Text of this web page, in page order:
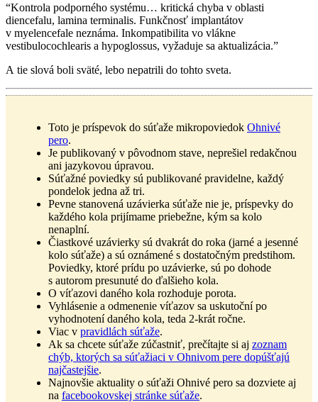
“Kontrola podporného systému… kritická chyba v oblasti
diencefalu, lamina terminalis. Funkčnosť implantátov
v myelencefale neznáma. Inkompatibilita vo vlákne
vestibulocochlearis a hypoglossus, vyžaduje sa aktualizácia.”
A tie slová boli sväté, lebo nepatrili do tohto sveta.
Toto je príspevok do súťaže mikropoviedok Ohnivé
pero.
Je publikovaný v pôvodnom stave, neprešiel redakčnou
ani jazykovou úpravou.
Súťažné poviedky sú publikované pravidelne, každý
pondelok jedna až tri.
Pevne stanovená uzávierka súťaže nie je, príspevky do
každého kola prijímame priebežne, kým sa kolo
nenaplní.
Čiastkové uzávierky sú dvakrát do roka (jarné a jesenné
kolo súťaže) a sú oznámené s dostatočným predstihom.
Poviedky, ktoré prídu po uzávierke, sú po dohode
s autorom presunuté do ďalšieho kola.
O víťazovi daného kola rozhoduje porota.
Vyhlásenie a odmenenie víťazov sa uskutoční po
vyhodnotení daného kola, teda 2-krát ročne.
Viac v pravidlách súťaže.
Ak sa chcete súťaže zúčastniť, prečítajte si aj zoznam
chýb, ktorých sa súťažiaci v Ohnivom pere dopúšťajú
najčastejšie.
Najnovšie aktuality o súťaži Ohnivé pero sa dozviete aj
na facebookovskej stránke súťaže.